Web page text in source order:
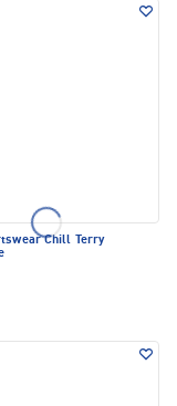
Chill Terry